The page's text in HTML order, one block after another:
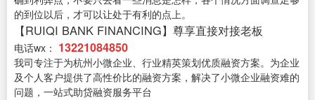
的到位以后，才可以让处于有利的点上。
【RUIQI BANK FINANCING】尊享直接对接老板
电话wx： 13221084850
我司专注于为杭州小微企业、行业精英策划优质融资方案。为企业
及个人客户提供了高性价比的融资方案，解决了小微企业融资难的
问题，一站式助贷融资服务平台